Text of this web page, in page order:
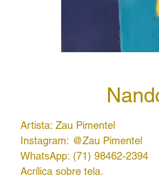
Artista: Zau Pimentel
Instagram: @Zau Pimentel
WhatsApp: (71) 98462-2394
Acrílica sobre tela.